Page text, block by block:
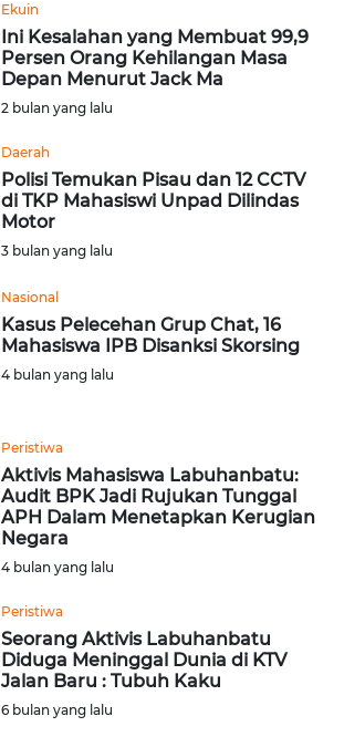
Ekuin
Ini Kesalahan yang Membuat 99,9
Persen Orang Kehilangan Masa
Depan Menurut Jack Ma
2 bulan yang lalu
Daerah
Polisi Temukan Pisau dan 12 CCTV
di TKP Mahasiswi Unpad Dilindas
Motor
3 bulan yang lalu
Nasional
Kasus Pelecehan Grup Chat, 16
Mahasiswa IPB Disanksi Skorsing
4 bulan yang lalu
Peristiwa
Aktivis Mahasiswa Labuhanbatu:
Audit BPK Jadi Rujukan Tunggal
APH Dalam Menetapkan Kerugian
Negara
4 bulan yang lalu
Peristiwa
Seorang Aktivis Labuhanbatu
Diduga Meninggal Dunia di KTV
Jalan Baru : Tubuh Kaku
6 bulan yang lalu